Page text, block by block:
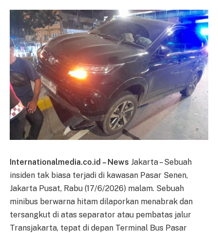
Internationalmedia.co.id – News Jakarta – Sebuah
insiden tak biasa terjadi di kawasan Pasar Senen,
Jakarta Pusat, Rabu (17/6/2026) malam. Sebuah
minibus berwarna hitam dilaporkan menabrak dan
tersangkut di atas separator atau pembatas jalur
Transjakarta, tepat di depan Terminal Bus Pasar